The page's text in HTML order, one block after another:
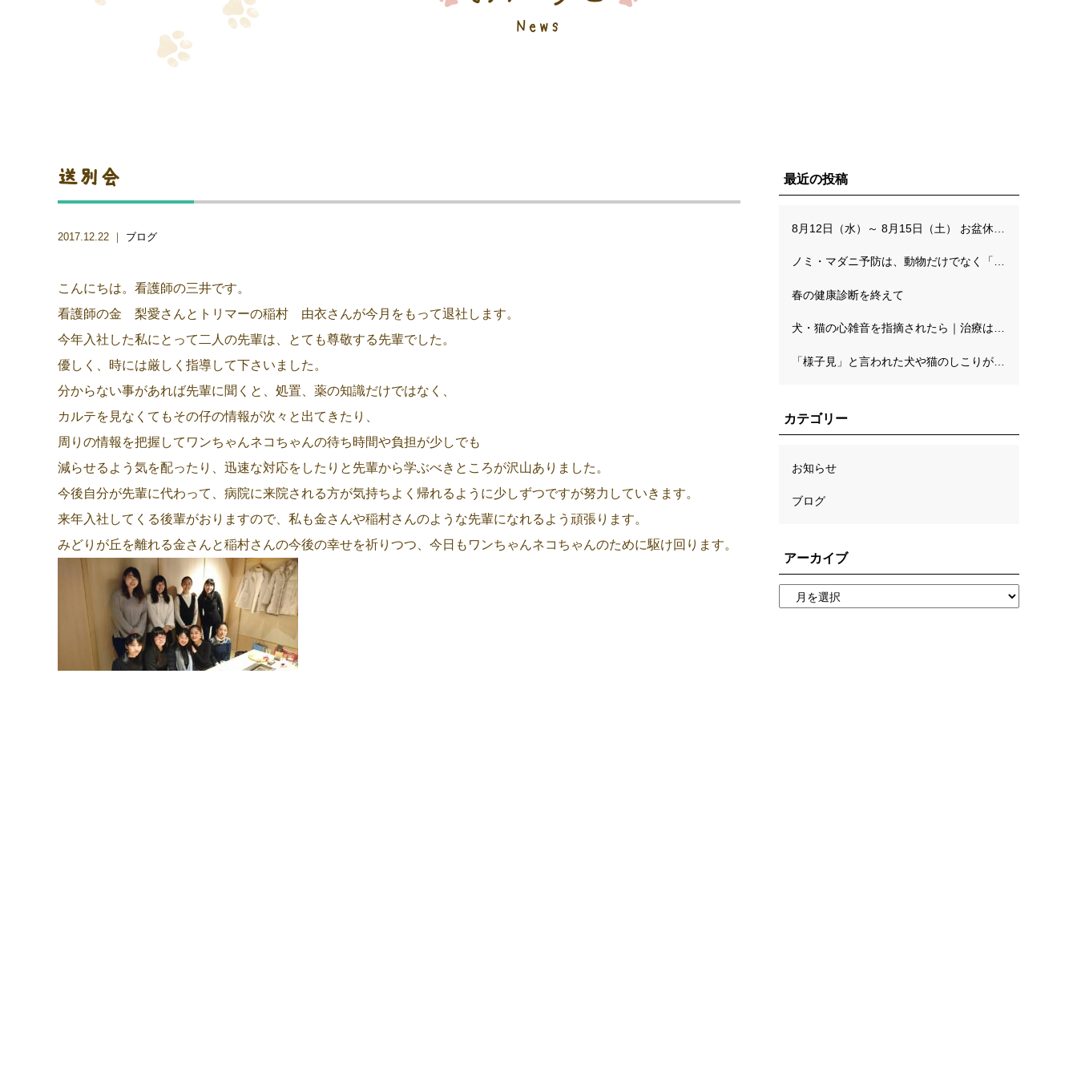
News
送別会
2017.12.22 ｜ ブログ
こんにちは。看護師の三井です。
看護師の金 梨愛さんとトリマーの稲村 由衣さんが今月をもって退社します。
今年入社した私にとって二人の先輩は、とても尊敬する先輩でした。
優しく、時には厳しく指導して下さいました。
分からない事があれば先輩に聞くと、処置、薬の知識だけではなく、
カルテを見なくてもその仔の情報が次々と出てきたり、
周りの情報を把握してワンちゃんネコちゃんの待ち時間や負担が少しでも
減らせるよう気を配ったり、迅速な対応をしたりと先輩から学ぶべきところが沢山ありました。
今後自分が先輩に代わって、病院に来院される方が気持ちよく帰れるように少しずつですが努力していきます。
来年入社してくる後輩がおりますので、私も金さんや稲村さんのような先輩になれるよう頑張ります。
みどりが丘を離れる金さんと稲村さんの今後の幸せを祈りつつ、今日もワンちゃんネコちゃんのために駆け回ります。
最近の投稿
ノミ・マダニ予防は、動物だけでなく「人を守る予防」でもあります
春の健康診断を終えて
犬・猫の心雑音を指摘されたら｜治療はいつから？判断基準（ステージ分類）と精密検査の流れ
カテゴリー
お知らせ
ブログ
アーカイブ